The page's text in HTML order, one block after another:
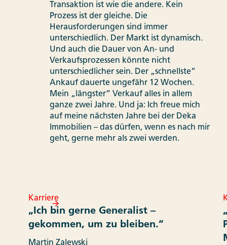
Transaktion ist wie die andere. Kein
Prozess ist der gleiche. Die
Herausforderungen sind immer
unterschiedlich. Der Markt ist dynamisch.
Und auch die Dauer von An- und
Verkaufsprozessen könnte nicht
unterschiedlicher sein. Der „schnellste“
Ankauf dauerte ungefähr 12 Wochen.
Mein „längster“ Verkauf alles in allem
ganze zwei Jahre. Und ja: Ich freue mich
auf meine nächsten Jahre bei der Deka
Immobilien – das dürfen, wenn es nach mir
geht, gerne mehr als zwei werden.
Karriere
„Ich bin gerne Generalist –
gekommen, um zu bleiben.“
Martin Zalewski